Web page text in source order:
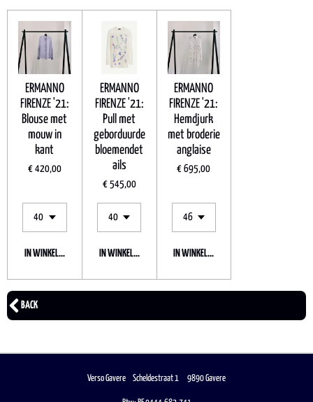
ERMANNO
FIRENZE '21:
Blouse met
mouw in
kant
€ 420,00
IN WINKELWAGEN
ERMANNO
FIRENZE '21:
Pull met
geborduurde
bloemendet
ails
€ 545,00
IN WINKELWAGEN
ERMANNO
FIRENZE '21:
Hemdjurk
met broderie
anglaise
€ 695,00
IN WINKELWAGEN
BACK
Verso Gavere Scheldestraat 1 9890 Gavere